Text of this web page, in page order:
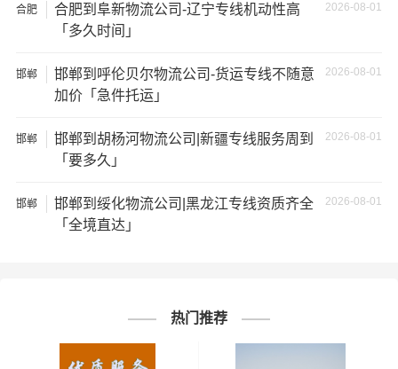
运的所有物品；如果您的货物需要临时存放，请尽早最快
★ 为了提高承德到达州货运专线
意见汇报于您，非常感谢您对我们的支持，我们将为客户
的需求做出不懈的努力，您的满意就是我们前进的动力!
标签： # 达州专线 # 达州货运
# 达州物流
# 承德专线
# 承德货运
合肥 2026-08-01
合肥到阜新物流公司-辽宁专线机动性高
「多久时间」
邯郸 2026-08-01
邯郸到呼伦贝尔物流公司-货运专线不随意
加价「急件托运」
邯郸 2026-08-01
邯郸到胡杨河物流公司|新疆专线服务周到
「要多久」
邯郸 2026-08-01
邯郸到绥化物流公司|黑龙江专线资质齐全
「全境直达」
热门推荐